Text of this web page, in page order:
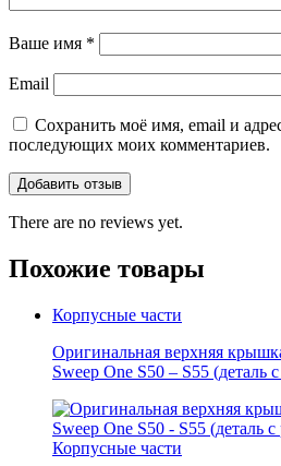
Ваше имя *
Email
Сохранить моё имя, email и
последующих моих комментариев.
There are no reviews yet.
Похожие товары
Корпусные части
Оригинальная верхняя
Sweep One S50 – S55 (деталь
Корпусные части